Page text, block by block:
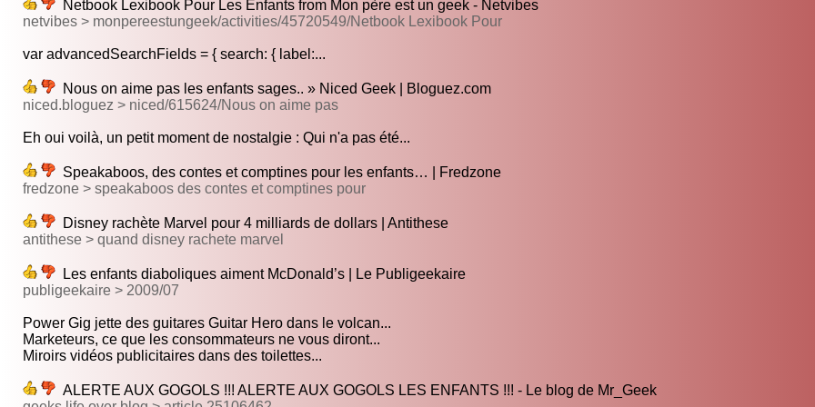
Netbook Lexibook Pour Les Enfants from Mon père est un geek - Netvibes
netvibes > monpereestungeek/activities/45720549/Netbook Lexibook Pour
var advancedSearchFields = { search: { label:...
Nous on aime pas les enfants sages.. » Niced Geek | Bloguez.com
niced.bloguez > niced/615624/Nous on aime pas
Eh oui voilà, un petit moment de nostalgie : Qui n'a pas été...
Speakaboos, des contes et comptines pour les enfants… | Fredzone
fredzone > speakaboos des contes et comptines pour
Disney rachète Marvel pour 4 milliards de dollars | Antithese
antithese > quand disney rachete marvel
Les enfants diaboliques aiment McDonald’s | Le Publigeekaire
publigeekaire > 2009/07
Power Gig jette des guitares Guitar Hero dans le volcan...
Marketeurs, ce que les consommateurs ne vous diront...
Miroirs vidéos publicitaires dans des toilettes...
ALERTE AUX GOGOLS !!! ALERTE AUX GOGOLS LES ENFANTS !!! - Le blog de Mr_Geek